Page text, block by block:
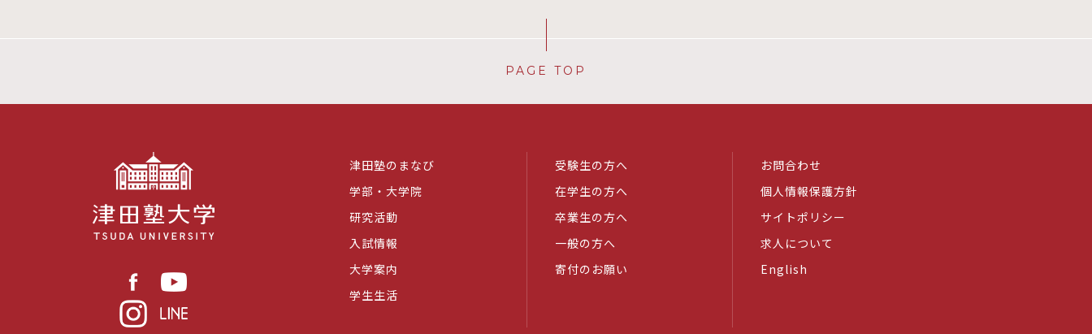
PAGE TOP
津田塾のまなび
学部・大学院
研究活動
入試情報
大学案内
学生生活
受験生の方へ
在学生の方へ
卒業生の方へ
一般の方へ
寄付のお願い
お問合わせ
個人情報保護方針
サイトポリシー
求人について
English